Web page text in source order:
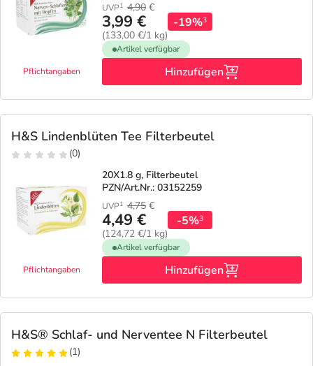
Pflichtangaben
UVP1 4,90 €
3,99 €
(133,00 €/1 kg)
-19%3
Artikel verfügbar
Hinzufügen
H&S Lindenblüten Tee Filterbeutel
(0)
Pflichtangaben
20X1.8 g, Filterbeutel
PZN/Art.Nr.: 03152259
UVP1 4,75 €
4,49 €
(124,72 €/1 kg)
-5%3
Artikel verfügbar
Hinzufügen
H&S® Schlaf- und Nerventee N Filterbeutel
(1)